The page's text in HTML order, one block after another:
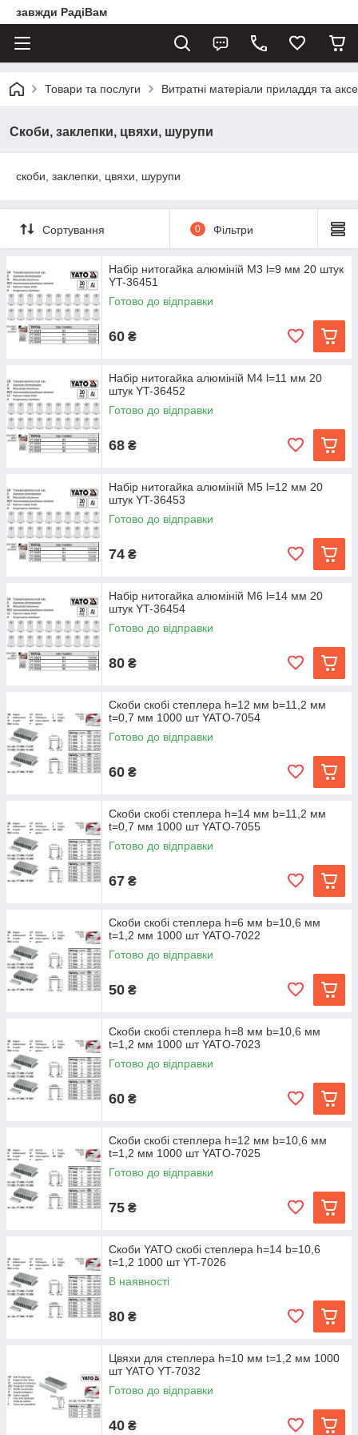
завжди РадіВам
Товари та послуги Витратні матеріали приладдя та
Скоби, заклепки, цвяхи, шурупи
скоби, заклепки, цвяхи, шурупи
Сортування 0 Фільтри
Набір нитогайка алюміній М3 l=9 мм 20 штук
YT-36451
Готово до відправки
60 ₴
Набір нитогайка алюміній М4 l=11 мм 20
штук YT-36452
Готово до відправки
68 ₴
Набір нитогайка алюміній М5 l=12 мм 20
штук YT-36453
Готово до відправки
74 ₴
Набір нитогайка алюміній М6 l=14 мм 20
штук YT-36454
Готово до відправки
80 ₴
Скоби скобі степлера h=12 мм b=11,2 мм
t=0,7 мм 1000 шт YATO-7054
Готово до відправки
60 ₴
Скоби скобі степлера h=14 мм b=11,2 мм
t=0,7 мм 1000 шт YATO-7055
Готово до відправки
67 ₴
Скоби скобі степлера h=6 мм b=10,6 мм
t=1,2 мм 1000 шт YATO-7022
Готово до відправки
50 ₴
Скоби скобі степлера h=8 мм b=10,6 мм
t=1,2 мм 1000 шт YATO-7023
Готово до відправки
60 ₴
Скоби скобі степлера h=12 мм b=10,6 мм
t=1,2 мм 1000 шт YATO-7025
Готово до відправки
75 ₴
Скоби YATO скобі степлера h=14 b=10,6
t=1,2 1000 шт YT-7026
В наявності
80 ₴
Цвяхи для степлера h=10 мм t=1,2 мм 1000
шт YATO YT-7032
Готово до відправки
40 ₴